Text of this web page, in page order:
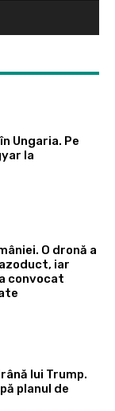
Ungaria. Pe
la
O dronă a
iar
convocat
lui Trump.
planul de